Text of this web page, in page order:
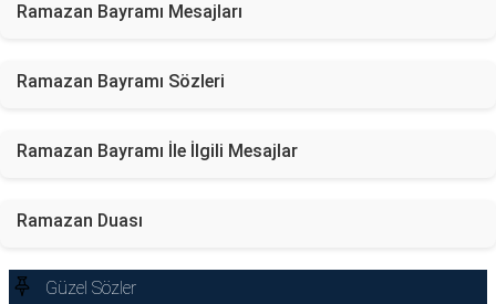
Ramazan Bayramı Mesajları
Ramazan Bayramı Sözleri
Ramazan Bayramı İle İlgili Mesajlar
Ramazan Duası
Güzel Sözler